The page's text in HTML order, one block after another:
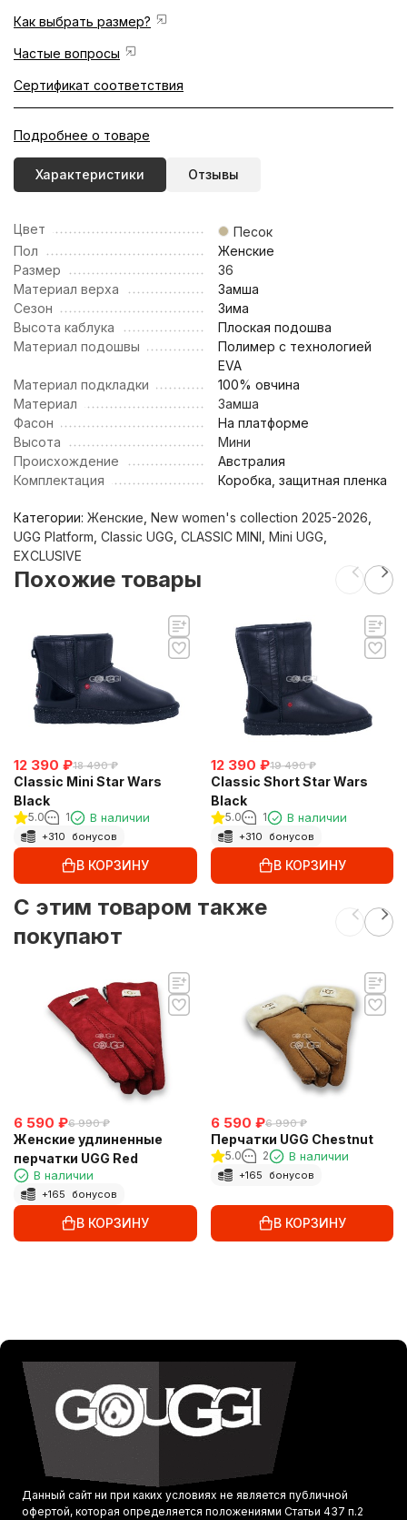
Как выбрать размер?
Частые вопросы
Сертификат соответствия
Подробнее о товаре
Характеристики Отзывы
Цвет
Песок
Пол
Женские
Размер
36
Материал верха
Замша
Сезон
Зима
Высота каблука
Плоская подошва
Материал подошвы
Полимер с технологией
EVA
Материал подкладки
100% овчина
Материал
Замша
Фасон
На платформе
Высота
Мини
Происхождение
Австралия
Комплектация
Коробка, защитная пленка
Категории: Женские New women's collection 2025-2026
UGG Platform Classic UGG CLASSIC MINI Mini UGG
EXCLUSIVE
Похожие товары
12 390 ₽18 490 ₽
Classic Mini Star Wars
Black
5.0 1 В наличии
+310 бонусов
В КОРЗИНУ
12 390 ₽19 490 ₽
Classic Short Star Wars
Black
5.0 1 В наличии
+310 бонусов
В КОРЗИНУ
C этим товаром также
покупают
6 590 ₽6 990 ₽
Женские удлиненные
перчатки UGG Red
В наличии
+165 бонусов
В КОРЗИНУ
6 590 ₽6 990 ₽
Перчатки UGG Chestnut
5.0 2 В наличии
+165 бонусов
В КОРЗИНУ
Данный сайт ни при каких условиях не является публичной
офертой, которая определяется положениями Статьи 437 п.2